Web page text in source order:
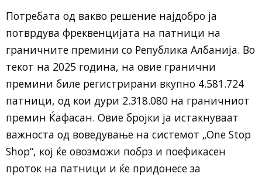
Потребата од вакво решение најдобро ја
потврдува фреквенцијата на патници на
граничните премини со Република Албанија. Во
текот на 2025 година, на овие гранични
премини биле регистрирани вкупно 4.581.724
патници, од кои дури 2.318.080 на граничниот
премин Ќафасан. Овие бројки ја истакнуваат
важноста од воведување на системот „One Stop
Shop“, кој ќе овозможи побрз и поефикасен
проток на патници и ќе придонесе за